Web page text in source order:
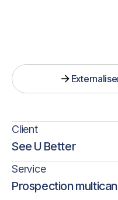
Our
Client
See U Better
Service
Prospection